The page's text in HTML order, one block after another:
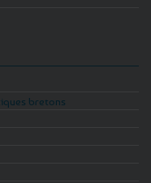
bretons